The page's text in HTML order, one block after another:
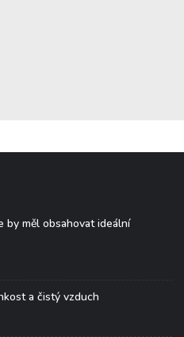
by měl obsahovat ideální
a čistý vzduch